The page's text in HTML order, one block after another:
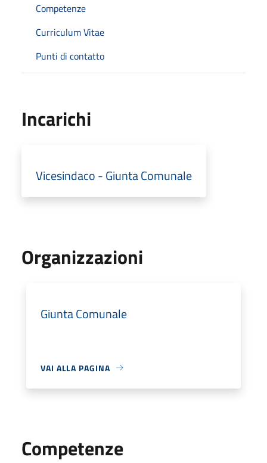
Competenze
Curriculum Vitae
Punti di contatto
Incarichi
Vicesindaco - Giunta Comunale
Organizzazioni
Giunta Comunale
VAI ALLA PAGINA
Competenze